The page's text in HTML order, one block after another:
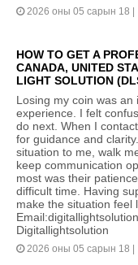
2026 оны 05 сарын 18 |
HOW TO GET A
CANADA, UNITED
LIGHT SOLUTION
Losing my coin was
experience. I felt
do next. When I
for guidance and
situation to me, walk
keep communication
most was their
difficult time. Having
make the situation feel
Digitallightsolution
2026 оны 05 сарын 18 |